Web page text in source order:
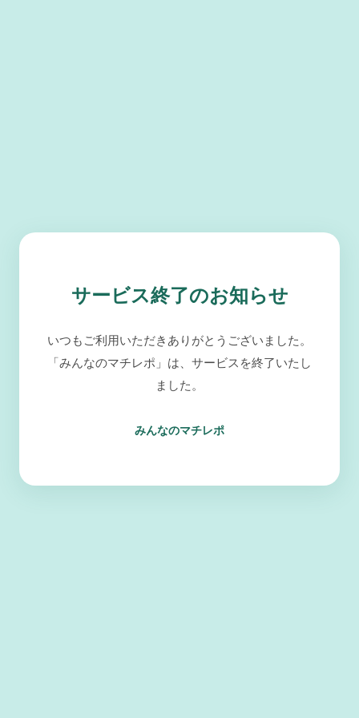
サービス終了のお知らせ
いつもご利用いただきありがとうございました。
「みんなのマチレポ」は、サービスを終了いたし
ました。
みんなのマチレポ